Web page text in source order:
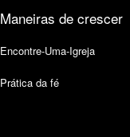
Maneiras de crescer
Encontre-Uma-Igreja
Prática da fé